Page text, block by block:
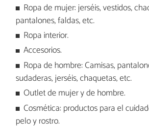
Ropa de mujer: jerséis, vestidos,
pantalones, faldas, etc.
Ropa interior.
Accesorios.
Ropa de hombre: Camisas,
sudaderas, jerséis, chaquetas, etc.
Outlet de mujer y de hombre.
Cosmética: productos para el
pelo y rostro.